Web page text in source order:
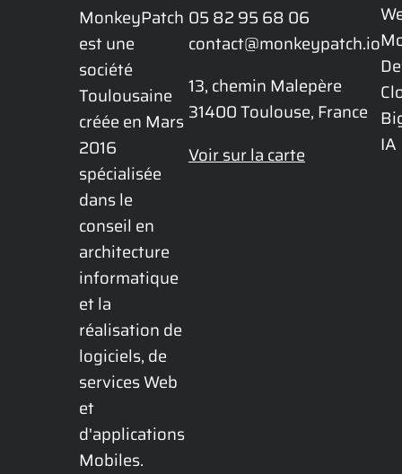
MonkeyPatch
est une
société
Toulousaine
créée en Mars
2016
spécialisée
dans le
conseil en
architecture
informatique
et la
réalisation de
logiciels, de
services Web
et
d'applications
Mobiles.
05 82 95 68 06
contact@monkeypatch.io
13, chemin Malepère
31400 Toulouse, France
Voir sur la carte
IA